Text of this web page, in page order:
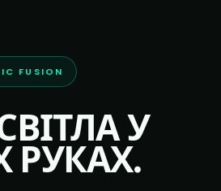
FUSION
У